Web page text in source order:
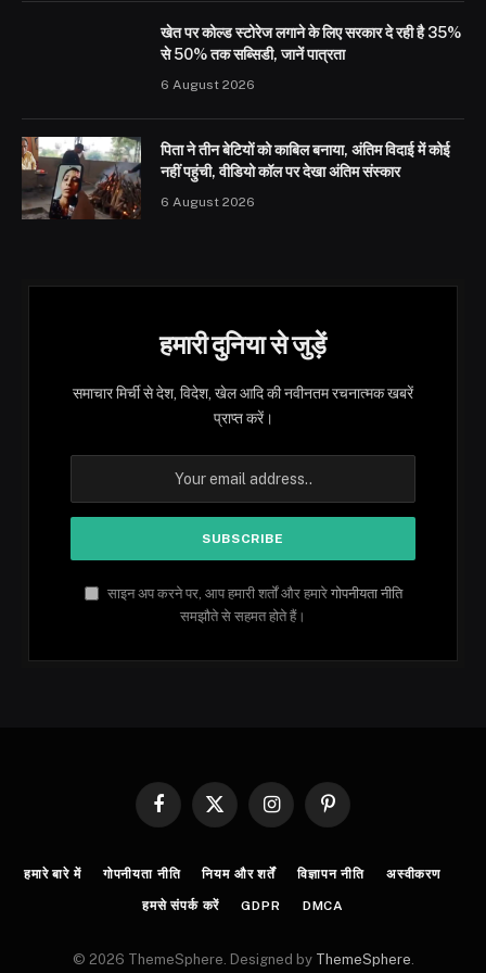
खेत पर कोल्ड स्टोरेज लगाने के लिए सरकार दे रही है 35%
से 50% तक सब्सिडी, जानें पात्रता
6 August 2026
पिता ने तीन बेटियों को काबिल बनाया, अंतिम विदाई में कोई
नहीं पहुंची, वीडियो कॉल पर देखा अंतिम संस्कार
6 August 2026
हमारी दुनिया से जुड़ें
समाचार मिर्ची से देश, विदेश, खेल आदि की नवीनतम रचनात्मक खबरें
प्राप्त करें।
साइन अप करने पर, आप हमारी शर्तों और हमारे गोपनीयता नीति
समझौते से सहमत होते हैं।
Facebook
X
InstagramPinterest
हमारे बारे में गोपनीयता नीति नियम और शर्तें विज्ञापन नीति अस्वीकरण
हमसे संपर्क करें GDPR DMCA
© 2026 ThemeSphere. Designed by ThemeSphere